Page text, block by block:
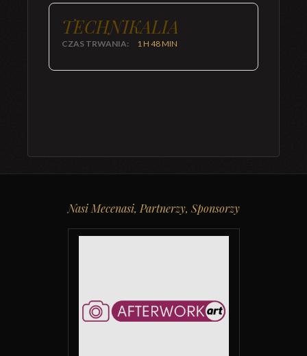
TECHNIKALIA
CZAS TRWANIA: 1 H 48 MIN
Nasi Mecenasi, Partnerzy, Sponsorzy